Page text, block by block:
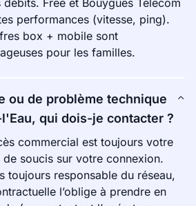
Free et Bouygues Telecom
performances (vitesse, ping).
box + mobile sont
pour les familles.
ou de problème technique
qui dois-je contacter ?
commercial est toujours votre
soucis sur votre connexion.
toujours responsable du réseau,
l’oblige à prendre en